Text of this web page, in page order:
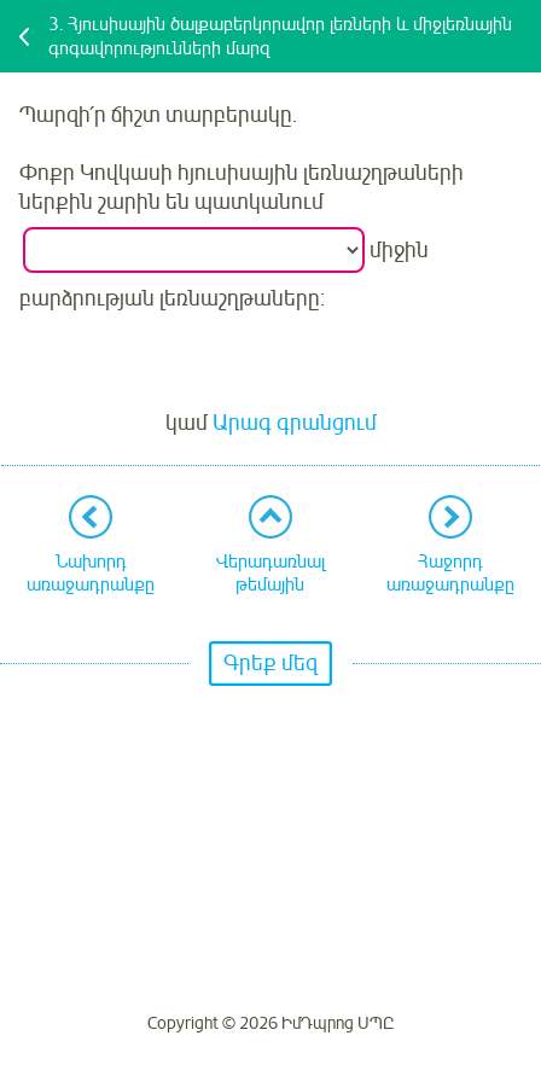
3. Հյուսիսային ծալքաբերկորավոր լեռների և միջլեռնային
գոգավորությունների մարզ
Պարզի՛ր ճիշտ տարբերակը.
Փոքր Կովկասի հյուսիսային լեռնաշղթաների
ներքին շարին են պատկանում
միջին
բարձրության լեռնաշղթաները։
կամԱրագ գրանցում
Նախորդ
առաջադրանքը
Վերադառնալ
թեմային
Հաջորդ
առաջադրանքը
Գրեք մեզ
Copyright © 2026 ԻմԴպրոց ՍՊԸ